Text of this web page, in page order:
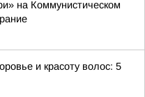
на Коммунистическом
и красоту волос: 5